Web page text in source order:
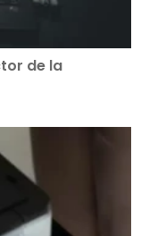
de la